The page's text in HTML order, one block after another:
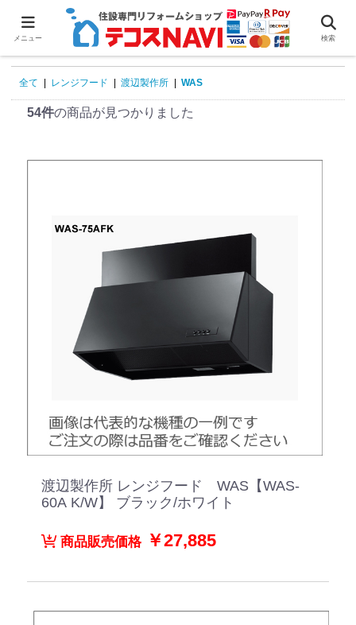
全て レンジフード 渡辺製作所 WAS
54件の商品が見つかりました
渡辺製作所 レンジフード WAS【WAS-
60A K/W】 ブラック/ホワイト
商品販売価格￥27,885
メニュー 検索